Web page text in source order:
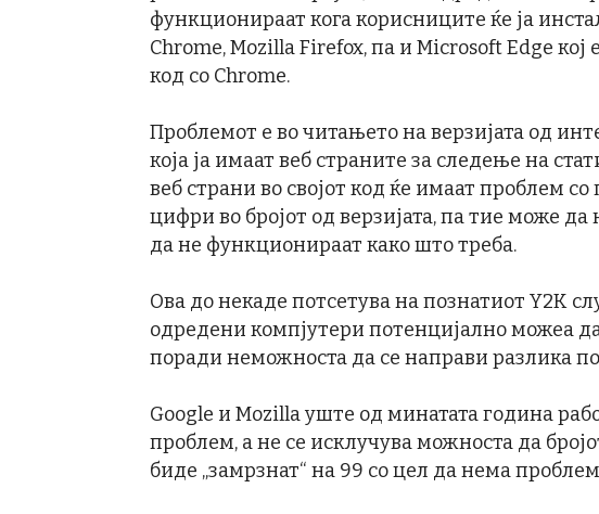
функционираат кога корисниците ќе ја
Chrome, Mozilla Firefox, па и Microsoft Edge
код со Chrome.
Проблемот е во читањето на верзијата од
која ја имаат веб страните за следење на
веб страни во својот код ќе имаат проблем
цифри во бројот од верзијата, па тие може
да не функционираат како што треба.
Ова до некаде потсетува на познатиот Y2K
одредени компјутери потенцијално можеа
поради неможноста да се направи разлика
Google и Mozilla уште од минатата година
проблем, а не се исклучува можноста да
биде „замрзнат“ на 99 со цел да нема